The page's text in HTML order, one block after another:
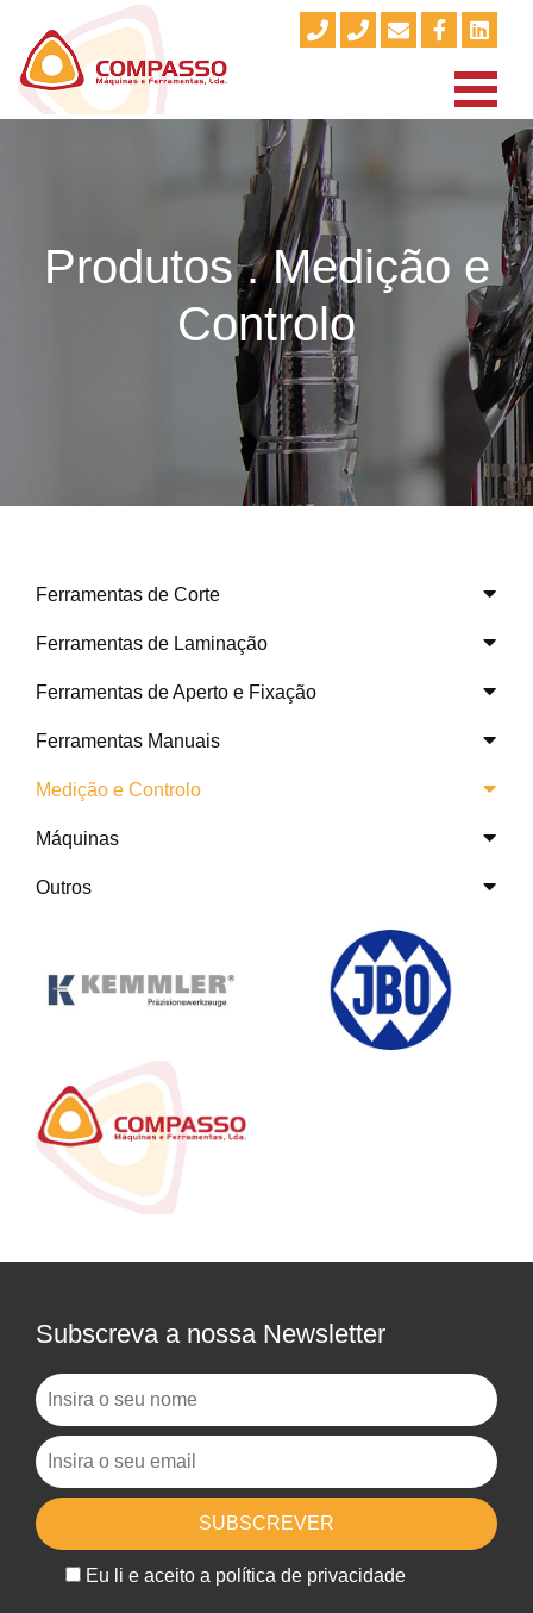
Produtos . Medição e
Controlo
Ferramentas de Corte
Ferramentas de Laminação
Ferramentas de Aperto e Fixação
Ferramentas Manuais
Medição e Controlo
Máquinas
Outros
Subscreva a nossa Newsletter
Eu li e aceito a política de privacidade